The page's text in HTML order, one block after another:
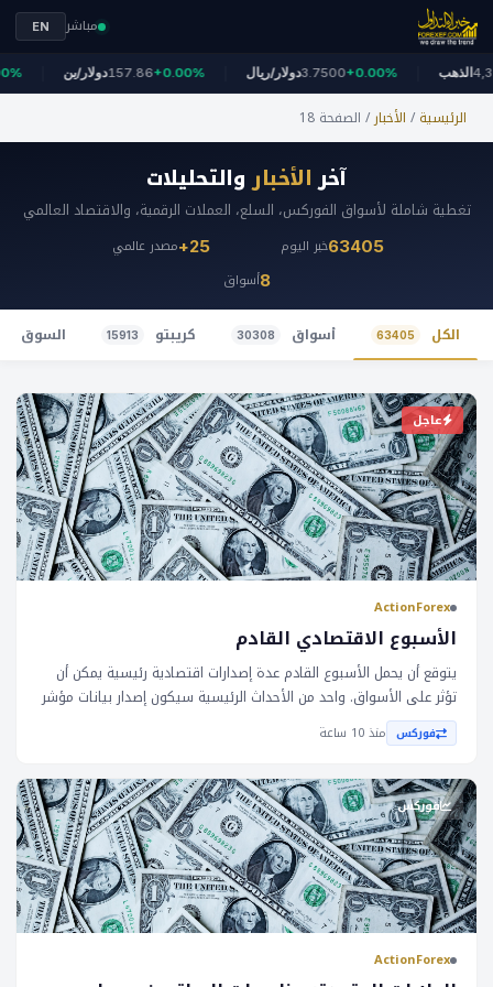
مباشر EN
دولار/ين157.86+0.00% دولار/ريال3.7500+0.00% الذهب4,326-
الرئيسية/ الأخبار/ الصفحة 18
آخرالأخباروالتحليلات
تغطية شاملة لأسواق الفوركس، السلع، العملات الرقمية، والاقتصاد العالمي
63405خبر اليوم 25+ مصدر عالمي
8أسواق
الكل 63405 أسواق 30308 كريبتو 15913 السوق
عاجل
ActionForex
الأسبوع الاقتصادي القادم
يتوقع أن يحمل الأسبوع القادم عدة إصدارات اقتصادية رئيسية يمكن أن
تؤثر على الأسواق. واحد من الأحداث الرئيسية سيكون إصدار بيانات مؤشر
الأسعار الاستهلاكي (__) لشهر يوليو، الذي من المتوقع أن يظهر زيادة
معتدلة في التضخم. بالإضافة إلى ذلك، من المتوقع أن ترتفع الإنفاق
تحت الضغط بسبب ارتفاع أسعار الفائدة على القروض العقارية. في
أستراليا، من المتوقع أن تحتفظ بنك الاحتياطي الأسترالي (__) بأسعار
الفائدة دون تغيير مع الحفاظ على موقف متحفز. تعد هذه المؤشرات
الاقتصادية حاسمة للأسواق لأنها يمكن أن تؤثر على قرارات السياسة
النقدية وتؤثر على قيم العملات. زيادة معتدلة في __ يمكن أن تؤدي إلى
انخفاض في قيمة العملات إذا أشار إلى تباطؤ في النمو الاقتصادي. من
ناحية أخرى، يمكن أن يؤدي ارتفاع الإنفاق التجزئي إلى تعزيز الاقتصاد
وزيادة قيمة العملات. يمكن أن يؤثر قرار __ بتحديد أسعار الفائدة دون
فوركس منذ 10 ساعة
فوركس
ActionForex